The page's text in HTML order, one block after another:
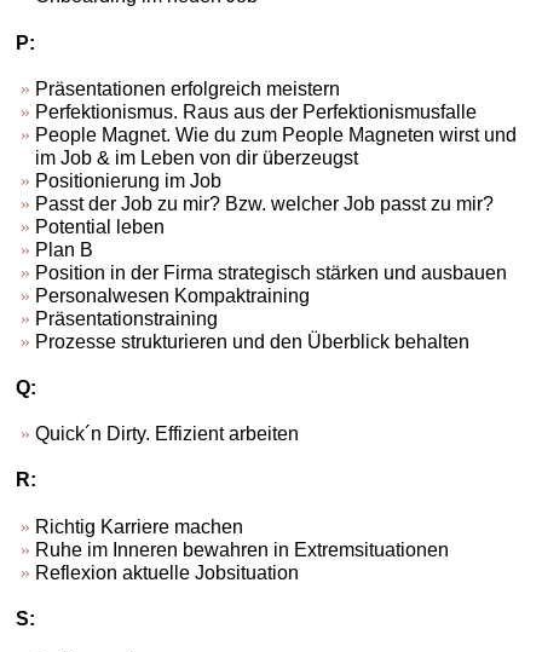
P:
Präsentationen erfolgreich meistern
Perfektionismus. Raus aus der Perfektionismusfalle
People Magnet. Wie du zum People Magneten wirst und
im Job & im Leben von dir überzeugst
Positionierung im Job
Passt der Job zu mir? Bzw. welcher Job passt zu mir?
Potential leben
Plan B
Position in der Firma strategisch stärken und ausbauen
Personalwesen Kompaktraining
Präsentationstraining
Prozesse strukturieren und den Überblick behalten
Q:
Quick´n Dirty. Effizient arbeiten
R:
Richtig Karriere machen
Ruhe im Inneren bewahren in Extremsituationen
Reflexion aktuelle Jobsituation
S: